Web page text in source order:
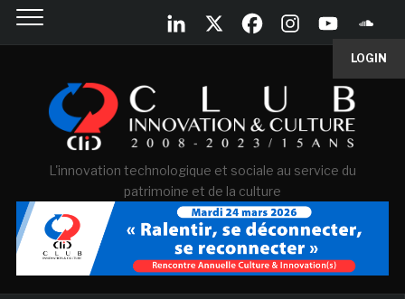
LOGIN
L'innovation technologique et sociale au service du
patrimoine et de la culture